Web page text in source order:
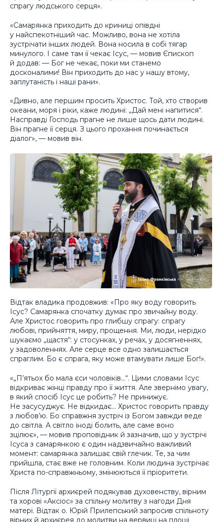
спрагу людського серця».
«Самарянка приходить до криниці опівдні
у найспекотніший час. Можливо, вона не хотіла
зустрічати інших людей. Вона носила в собі тягар
минулого. І саме там її чекає Ісус, — мовив Єпископ
й додав: — Бог не чекає, поки ми станемо
досконалими! Він приходить до нас у нашу втому,
заплутаність і наші рани».
«Дивно, але першим просить Христос. Той, хто створив
океани, моря і ріки, каже людині: „Дай мені напитися“.
Насправді Господь прагне не лише щось дати людині.
Він прагне її серця. З цього прохання починається
діалог», — мовив він.
Відтак владика продовжив: «Про яку воду говорить
Ісус? Самарянка спочатку думає про звичайну воду.
Але Христос говорить про глибшу спрагу: спрагу
любові, прийняття, миру, прощення. Ми, люди, нерідко
шукаємо „щастя“: у стосунках, у речах, у досягненнях,
у задоволеннях. Але серце все одно залишається
спраглим. Бо є спрага, яку може втамувати лише Бог!».
«„П’ятьох бо мала єси чоловіків…“. Цими словами Ісус
відкриває жінці правду про її життя. Але звернімо увагу,
в який спосіб Ісус це робить? Не принижує.
Не засусуджує. Не відкидає… Христос говорить правду
з любов’ю. Бо справжня зустріч із Богом завжди веде
до світла. А світло іноді болить, але саме воно
зцілює», — мовив проповідник й зазначив, що у зустрічі
Ісуса з самарянкою є один надзвичайно важливий
момент: самарянка залишає свій глечик. Те, за чим
прийшла, стає вже не головним. Коли людина зустрічає
Христа по-справжньому, змінюються її пріоритети.
Після Літургії архиєрей подякував духовенству, вірним
та хорові «Аксіос» за спільну молитву з нагоди Дня
матері. Відтак о. Юрій Прилепський запросив спільноту
вірних й архиєрея до молитви на вервиці на площі